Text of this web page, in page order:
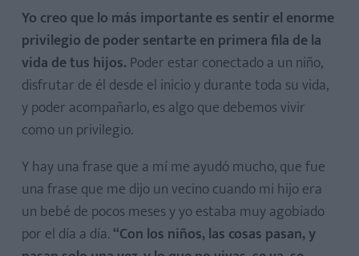
Yo creo que lo más importante es sentir el enorme
privilegio de poder sentarte en primera fila de la
vida de tus hijos. Poder estar conectado a un niño,
disfrutar de él desde el inicio y durante toda su vida,
y poder acompañarlo, es algo que debemos vivir
como un privilegio.
Y hay una frase que a mí me ayudó mucho, que fue
una frase que me dijo un vecino cuando mi hijo era
un bebé de pocos meses y yo estaba muy agobiado
por el día a día.“Con los niños, las cosas pasan, y